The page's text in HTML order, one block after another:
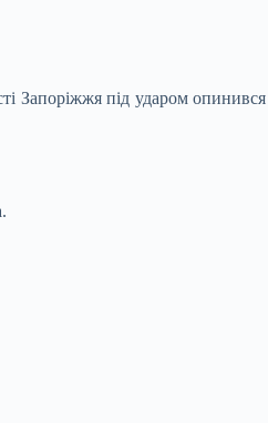
Запоріжжя під ударом